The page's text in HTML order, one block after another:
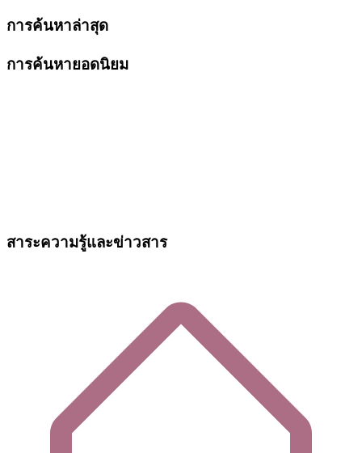
การค้นหาล่าสุด
การค้นหายอดนิยม
สาระความรู้และข่าวสาร